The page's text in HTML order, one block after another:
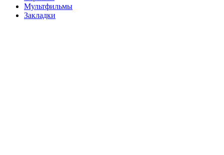
Мультфильмы
Закладки